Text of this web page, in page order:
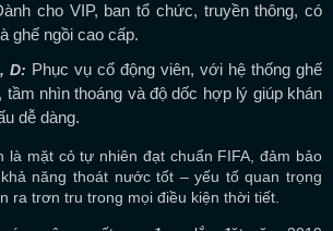
cho VIP, ban tổ chức, truyền thông, có
ghế ngồi cao cấp.
D: Phục vụ cổ động viên, với hệ thống ghế
nhìn thoáng và độ dốc hợp lý giúp khán
dễ dàng.
là mặt cỏ tự nhiên đạt chuẩn FIFA, đảm bảo
năng thoát nước tốt – yếu tố quan trọng
ra trơn tru trong mọi điều kiện thời tiết.